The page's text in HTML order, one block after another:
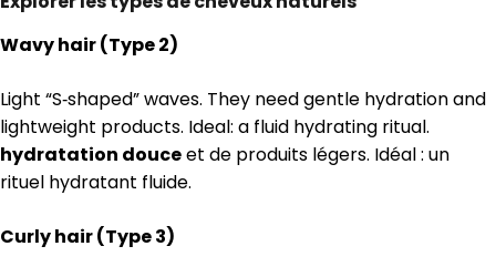
Wavy hair (Type 2)
Light “S‑shaped” waves. They need gentle hydration and
lightweight products. Ideal: a fluid hydrating ritual.
hydratation douceet de produits légers. Idéal : un
rituel hydratant fluide.
Curly hair (Type 3)